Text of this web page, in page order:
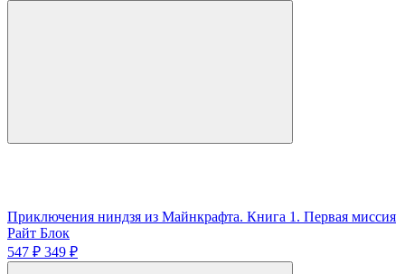
Приключения ниндзя из Майнкрафта. Книга 1. Первая миссия
Райт Блок
547 ₽ 349 ₽